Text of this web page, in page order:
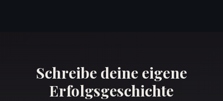
Schreibe deine eigene
Erfolgsgeschichte